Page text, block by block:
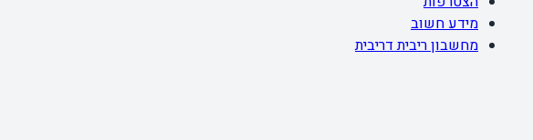
מידע חשוב
מחשבון ריבית דריבית